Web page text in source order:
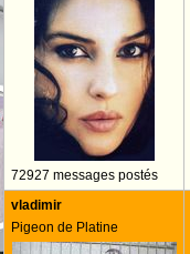
72927 messages postés
vladimir
Pigeon de Platine